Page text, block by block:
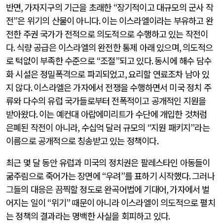
반면,가자지구의 기근을 초래한 “장기적이고 대규모의 군사 작
전”은 위기의 산물이 아니다.이는 이스라엘이라는 부유하고 완
전한 주권 국가가 전적으로 의도적으로 수행하고 있는 작전이
다.식량 공급은 이스라엘의 완전한 통제 아래 있으며,의도적으
로 턱없이 부족한 수준으로“조절”되고 있다.동시에 해수 담수
화 시설은 정밀폭격으로 파괴되었고,요리할 연료조차 남아 있
지 않다.이스라엘은 가자에서 전쟁을 수행하면서 미국 정치 주
류와 다수의 유럽 국가들로부터 전폭적이고 공개적인 지원을
받아왔다.이는 예컨대 아랍에미리트가 수단에 개입한 것처럼
은폐된 작전이 아니라, 수십억 달러 규모의 “지원 패키지”라는
이름으로 공개적으로 칭송받고 있는 정책이다.
최근 몇 달 동안 유럽과 미국의 정치권은 팔레스타인 아동들이
굶주림으로 죽어가는 장면에 “우려”를 표하기 시작했다.그러나
그들의 대응은 끔찍할 정도로 완곡어법에 기대어,가자에서 벌
어지는 일이 “위기”때문이 아니라 이스라엘이 의도적으로 펼치
는 정책의 결과라는 명백한 사실을 회피하고 있다.